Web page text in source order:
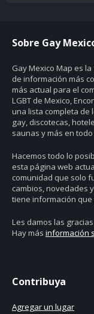
Sobre Gay
Gay Mexico Map es
de información más
más actual para el
LGBT de Mexico,
una lista completa de
gay, discotecas,
saunas y más en
Hacemos todo lo
esta página web
comunidad que solo
cambios, novedades
tiene información
Les damos las
Hay más información
Contribuya
Agregar un lugar